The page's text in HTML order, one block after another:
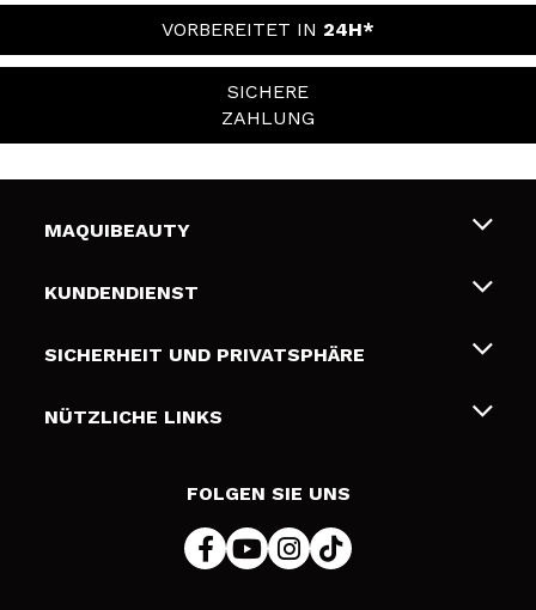
VORBEREITET IN 24H*
SICHERE
ZAHLUNG
MAQUIBEAUTY
Über uns
Geschenkkarten
KUNDENDIENST
Liefer- und Versandkosten
Zahlung
SICHERHEIT UND PRIVATSPHÄRE
Bedingungen und Datenschutz
NÜTZLICHE LINKS
FOLGEN SIE UNS